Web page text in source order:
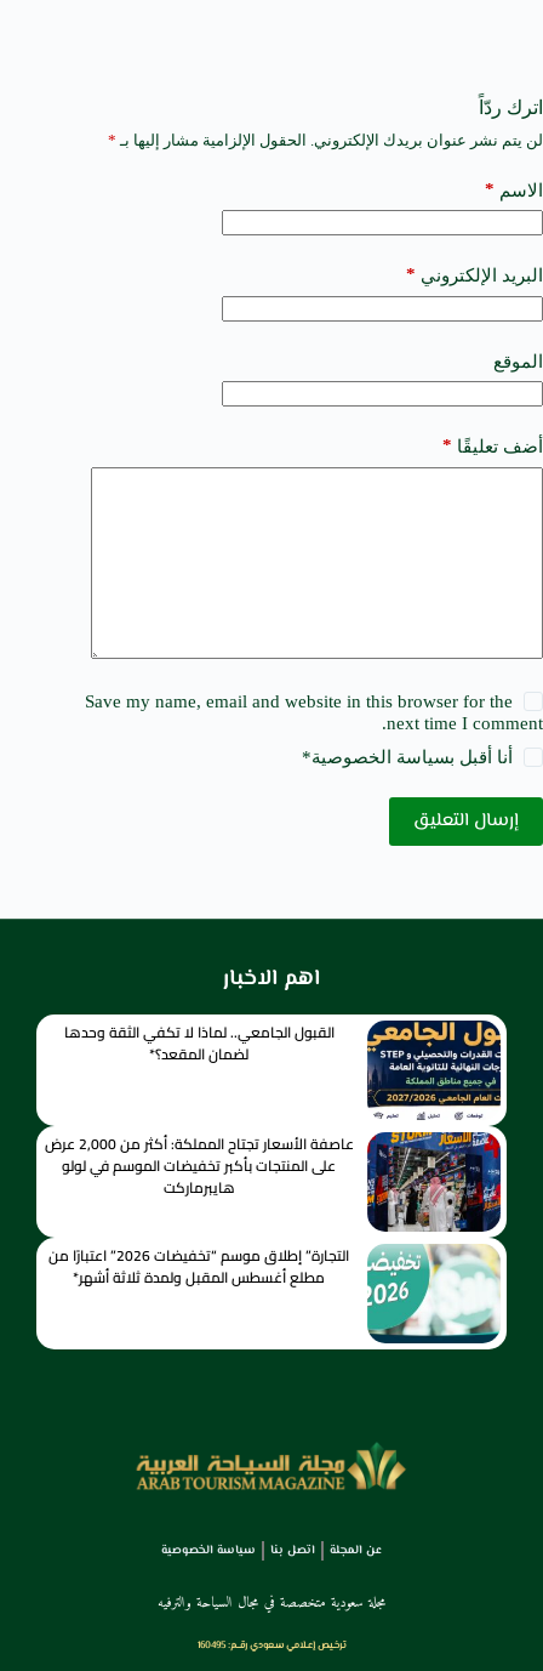
اترك ردّاً
لن يتم نشر عنوان بريدك الإلكتروني. الحقول الإلزامية مشار إليها بـ *
الاسم *
البريد الإلكتروني *
الموقع
أضف تعليقًا *
Save my name, email and website in this browser for the
next time I comment.
أنا أقبل بسياسة الخصوصية*
إرسال التعليق
A
t
e
a
t
i
e
:
اهم الاخبار
القبول الجامعي.. لماذا لا تكفي الثقة وحدها
لضمان المقعد؟*
عاصفة الأسعار تجتاح المملكة: أكثر من 2,000 عرض
على المنتجات بأكبر تخفيضات الموسم في لولو
هايبرماركت
التجارة” إطلاق موسم “تخفيضات 2026” اعتبارًا من
مطلع أغسطس المقبل ولمدة ثلاثة أشهر*
عن المجلة اتصل بنا سياسة الخصوصية
مجلة سعودية متخصصة في مجال السياحة والترفيه
ترخـيص إعـلامي سـعودي رقــم: 160495